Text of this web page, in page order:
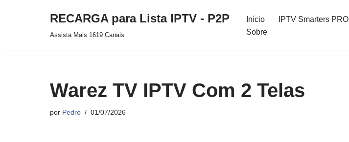
RECARGA para Lista IPTV - P2P
Assista Mais 1619 Canais
Início IPTV Smarters PRO
Sobre
Warez TV IPTV Com 2 Telas
por Pedro 01/07/2026